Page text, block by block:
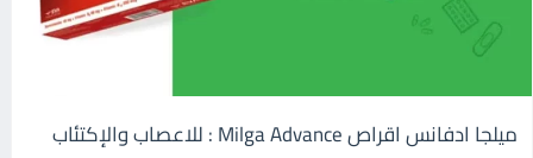
ميلجا ادفانس اقراص Milga Advance : للاعصاب والإكتئاب